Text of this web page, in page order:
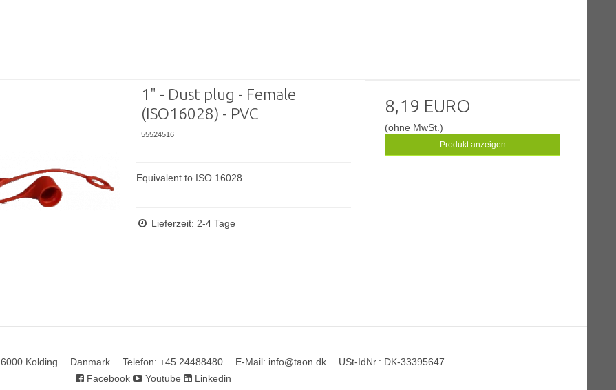
1" - Dust plug - Female
(ISO16028) - PVC
55524516
Equivalent to ISO 16028
Lieferzeit: 2-4 Tage
8,19 EURO
(ohne MwSt.)
Produkt anzeigen
6000 Kolding Danmark Telefon: +45 24488480 E-Mail: info@taon.dk USt-IdNr. : DK-33395647
Facebook
Youtube Linkedin